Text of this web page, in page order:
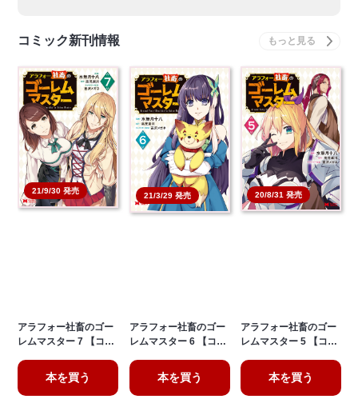
コミック新刊情報
21/9/30 発売
アラフォー社畜のゴー
レムマスター 7 【コ…
本を買う
21/3/29 発売
アラフォー社畜のゴー
レムマスター 6 【コ…
本を買う
20/8/31 発売
アラフォー社畜のゴー
レムマスター 5 【コ…
本を買う